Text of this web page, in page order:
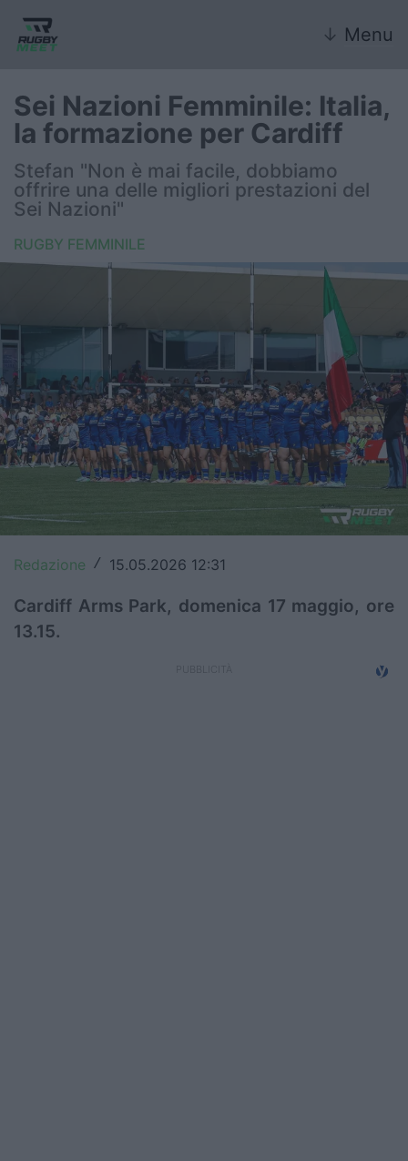
↓ Menu
Nazionali giovanili
Rugby Sevens
United Rugby Championship
Top14
Premiership
Champions Cup
Challenge Cup
World Rugby
Rugby World Cup
Sei Nazioni Femminile: Italia,
la formazione per Cardiff
Stefan "Non è mai facile, dobbiamo
offrire una delle migliori prestazioni del
Sei Nazioni"
RUGBY FEMMINILE
Redazione / 15.05.2026 12:31
Cardiff Arms Park, domenica 17 maggio, ore
13.15.